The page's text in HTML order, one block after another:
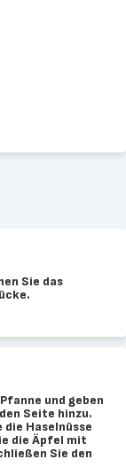
Sie das
und geben
Seite hinzu.
Haselnüsse
die Äpfel mit
Sie den